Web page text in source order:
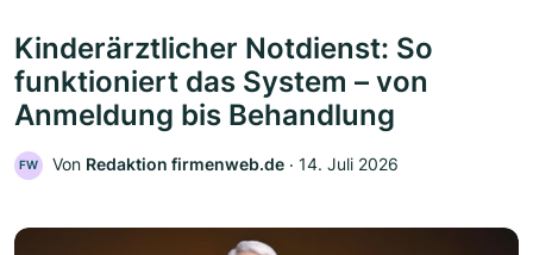
Kinderärztlicher Notdienst: So
funktioniert das System – von
Anmeldung bis Behandlung
FW Von Redaktion firmenweb.de ‧ 14. Juli 2026